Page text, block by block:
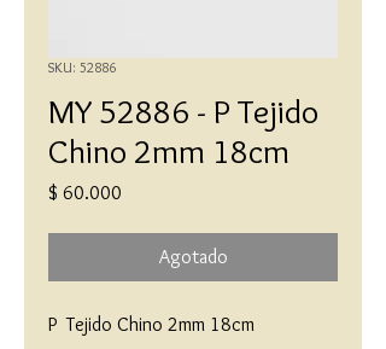
SKU: 52886
MY 52886 - P Tejido
Chino 2mm 18cm
$ 60.000
Agotado
P  Tejido Chino 2mm 18cm